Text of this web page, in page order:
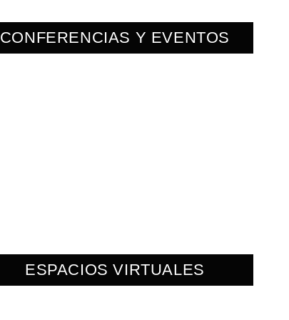
CONFERENCIAS Y EVENTOS
ESPACIOS VIRTUALES